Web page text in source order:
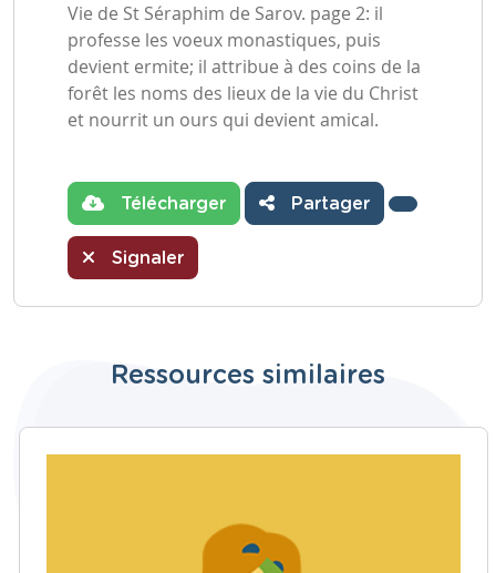
Vie de St Séraphim de Sarov. page 2: il
professe les voeux monastiques, puis
devient ermite; il attribue à des coins de la
forêt les noms des lieux de la vie du Christ
et nourrit un ours qui devient amical.
Télécharger Partager
Signaler
Ressources similaires